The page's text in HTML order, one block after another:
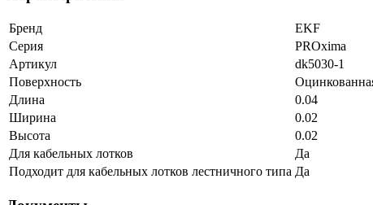
Бренд
EKF
Серия
PROxima
Артикул
dk5030-1
Поверхность
Длина
0.04
Ширина
0.02
Высота
0.02
Для кабельных лотков
Да
Подходит для кабельных лотков лестничного типа Да